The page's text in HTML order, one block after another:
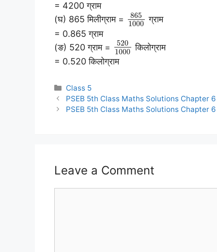
= 4200 ग्राम
(घ) 865 मिलीग्राम =
865
1000 ग्राम
= 0.865 ग्राम
(ङ) 520 ग्राम =
520
1000 किलोग्राम
= 0.520 किलोग्राम
Categories
Class 5
PSEB 5th Class Maths Solutions Chapter 6
PSEB 5th Class Maths Solutions Chapter 6
Leave a Comment